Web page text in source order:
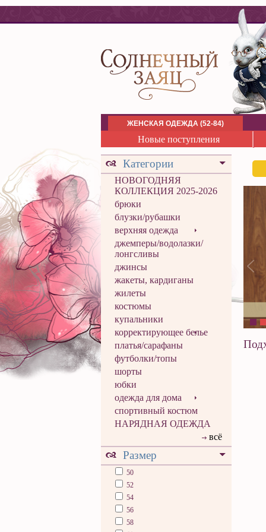
ЖЕНСКАЯ ОДЕЖДА (52-84)
Новые поступления
Категории
НОВОГОДНЯЯ
КОЛЛЕКЦИЯ 2025-2026
брюки
блузки/рубашки
верхняя одежда
джемперы/водолазки/
лонгсливы
джинсы
жакеты, кардиганы
жилеты
костюмы
купальники
корректирующее белье
платья/сарафаны
футболки/топы
шорты
юбки
одежда для дома
спортивный костюм
НАРЯДНАЯ ОДЕЖДА
всё
Размер
50
52
54
56
58